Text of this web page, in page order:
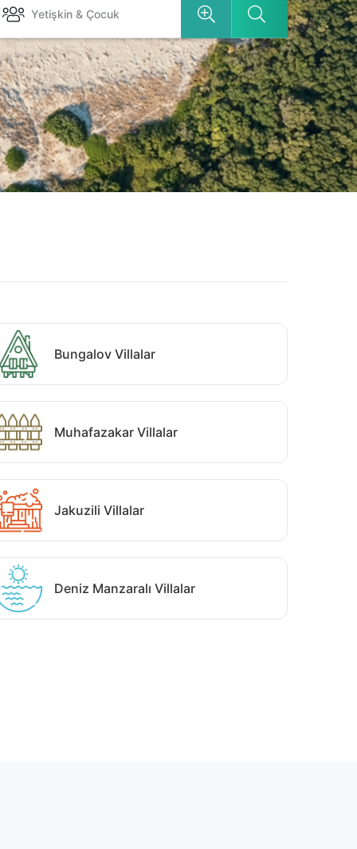
Yetişkin & Çocuk
Bungalov Villalar
Muhafazakar Villalar
Jakuzili Villalar
Deniz Manzaralı Villalar